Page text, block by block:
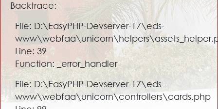
Backtrace:
File: D:\EasyPHP-Devserver-17\eds-
Line: 39
Function: _error_handler
File: D:\EasyPHP-Devserver-17\eds-
www\webfaa\unicorn\controllers\cards.php